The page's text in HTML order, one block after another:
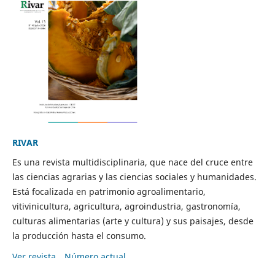
RIVAR
Es una revista multidisciplinaria, que nace del cruce entre
las ciencias agrarias y las ciencias sociales y humanidades.
Está focalizada en patrimonio agroalimentario,
vitivinicultura, agricultura, agroindustria, gastronomía,
culturas alimentarias (arte y cultura) y sus paisajes, desde
la producción hasta el consumo.